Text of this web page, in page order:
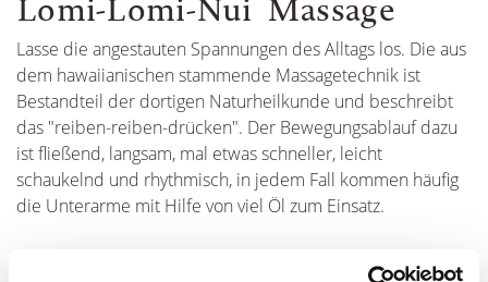
Lomi-Lomi-Nui Massage
Lasse die angestauten Spannungen des Alltags los. Die aus
dem hawaiianischen stammende Massagetechnik ist
Bestandteil der dortigen Naturheilkunde und beschreibt
das "reiben-reiben-drücken". Der Bewegungsablauf dazu
ist fließend, langsam, mal etwas schneller, leicht
schaukelnd und rhythmisch, in jedem Fall kommen häufig
die Unterarme mit Hilfe von viel Öl zum Einsatz.